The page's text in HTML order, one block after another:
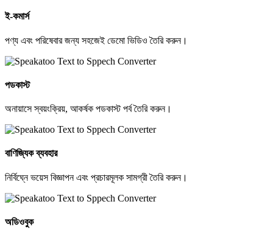
ই-কমার্স
পণ্য এবং পরিষেবার জন্য সহজেই ডেমো ভিডিও তৈরি করুন।
পডকাস্ট
অনায়াসে স্বয়ংক্রিয়, আকর্ষক পডকাস্ট পর্ব তৈরি করুন।
বাণিজ্যিক ব্যবহার
নির্বিঘ্নে ভয়েস বিজ্ঞাপন এবং প্রচারমূলক সামগ্রী তৈরি করুন।
অডিওবুক